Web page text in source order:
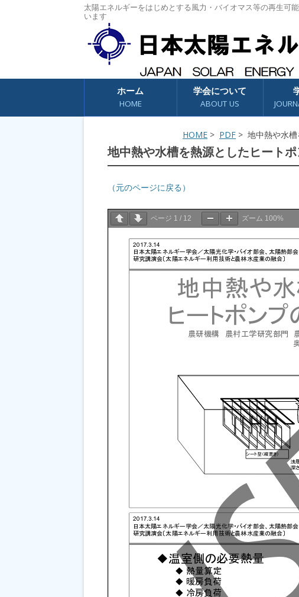
太陽エネルギーをはじめとする風力・バイオマス等の再生可
います
コンテンツへスキップ
ホーム
HOME
学会について
ABOUT US
HOME > PDF > 地中熱や水槽
地中熱や水槽を熱源としたヒート
（元のページに戻る）
ページ 1 / 12 ズーム 100%